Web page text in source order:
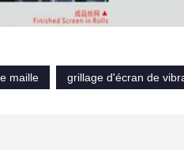
maille
grillage d'écran de